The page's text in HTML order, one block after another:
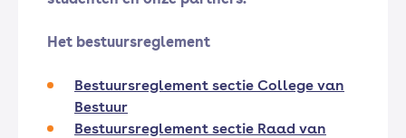
Het bestuursreglement
Bestuursreglement sectie College van
Bestuur
Bestuursreglement sectie Raad van